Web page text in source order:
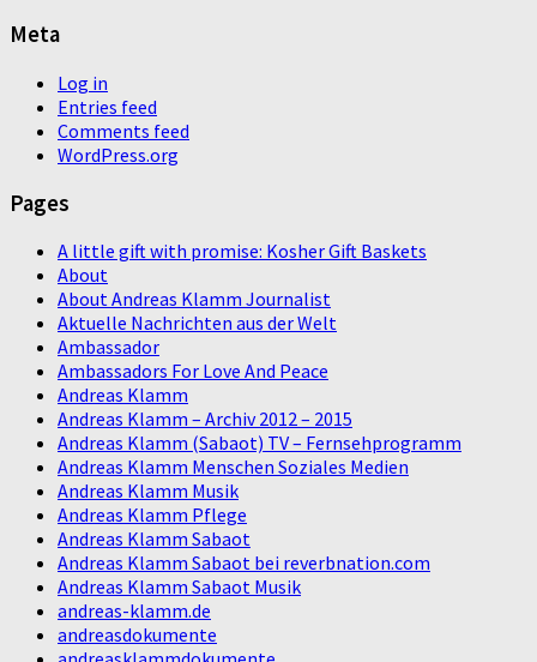
Meta
Log in
Entries feed
Comments feed
WordPress.org
Pages
A little gift with promise: Kosher Gift Baskets
About
About Andreas Klamm Journalist
Aktuelle Nachrichten aus der Welt
Ambassador
Ambassadors For Love And Peace
Andreas Klamm
Andreas Klamm – Archiv 2012 – 2015
Andreas Klamm (Sabaot) TV – Fernsehprogramm
Andreas Klamm Menschen Soziales Medien
Andreas Klamm Musik
Andreas Klamm Pflege
Andreas Klamm Sabaot
Andreas Klamm Sabaot bei reverbnation.com
Andreas Klamm Sabaot Musik
andreas-klamm.de
andreasdokumente